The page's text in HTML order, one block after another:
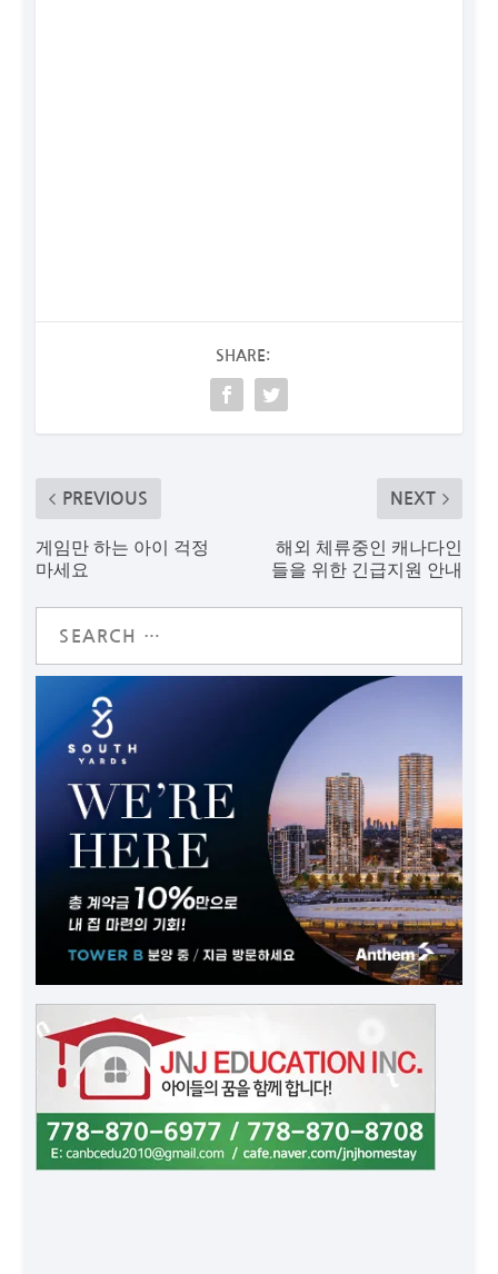
SHARE:
PREVIOUS
게임만 하는 아이 걱정
마세요
NEXT
해외 체류중인 캐나다인
들을 위한 긴급지원 안내